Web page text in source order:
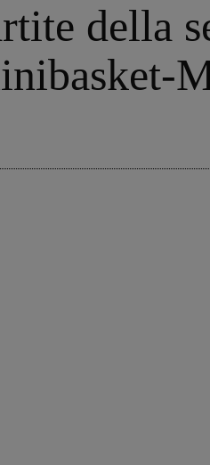
della